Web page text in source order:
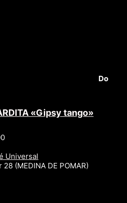
Do
«Gipsy tango»
Universal
28 (MEDINA DE POMAR)